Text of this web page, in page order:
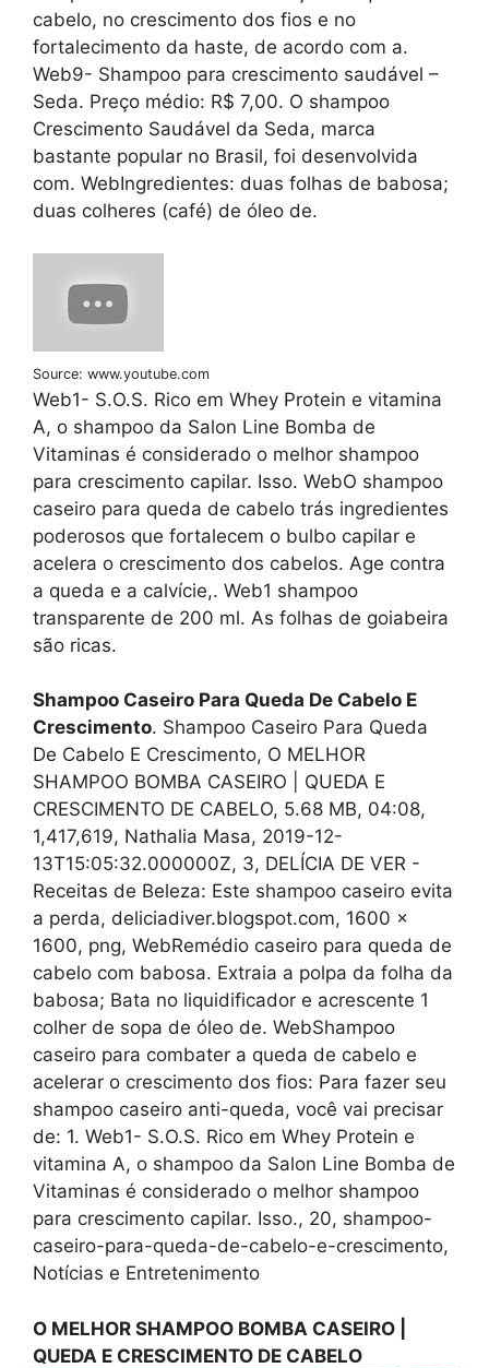
cabelo, no crescimento dos fios e no
fortalecimento da haste, de acordo com a.
Web9- Shampoo para crescimento saudável –
Seda. Preço médio: R$ 7,00. O shampoo
Crescimento Saudável da Seda, marca
bastante popular no Brasil, foi desenvolvida
com. WebIngredientes: duas folhas de babosa;
duas colheres (café) de óleo de.
Source: www.youtube.com
Web1- S.O.S. Rico em Whey Protein e vitamina
A, o shampoo da Salon Line Bomba de
Vitaminas é considerado o melhor shampoo
para crescimento capilar. Isso. WebO shampoo
caseiro para queda de cabelo trás ingredientes
poderosos que fortalecem o bulbo capilar e
acelera o crescimento dos cabelos. Age contra
a queda e a calvície,. Web1 shampoo
transparente de 200 ml. As folhas de goiabeira
são ricas.
Shampoo Caseiro Para Queda De Cabelo E
Crescimento. Shampoo Caseiro Para Queda
De Cabelo E Crescimento, O MELHOR
SHAMPOO BOMBA CASEIRO | QUEDA E
CRESCIMENTO DE CABELO, 5.68 MB, 04:08,
1,417,619, Nathalia Masa, 2019-12-
13T15:05:32.000000Z, 3, DELÍCIA DE VER -
Receitas de Beleza: Este shampoo caseiro evita
a perda, deliciadiver.blogspot.com, 1600 x
1600, png, WebRemédio caseiro para queda de
cabelo com babosa. Extraia a polpa da folha da
babosa; Bata no liquidificador e acrescente 1
colher de sopa de óleo de. WebShampoo
caseiro para combater a queda de cabelo e
acelerar o crescimento dos fios: Para fazer seu
shampoo caseiro anti-queda, você vai precisar
de: 1. Web1- S.O.S. Rico em Whey Protein e
vitamina A, o shampoo da Salon Line Bomba de
Vitaminas é considerado o melhor shampoo
para crescimento capilar. Isso., 20, shampoo-
caseiro-para-queda-de-cabelo-e-crescimento,
Notícias e Entretenimento
O MELHOR SHAMPOO BOMBA CASEIRO |
QUEDA E CRESCIMENTO DE CABELO